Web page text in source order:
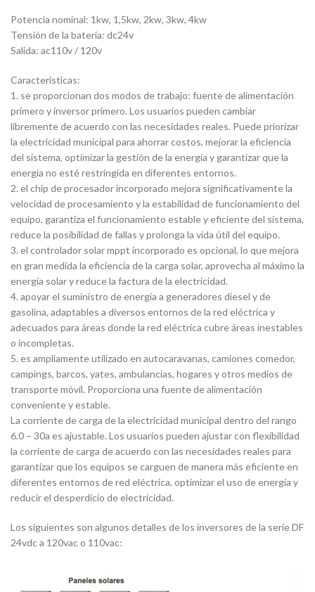
Potencia nominal: 1kw, 1,5kw, 2kw, 3kw, 4kw
Tensión de la batería: dc24v
Salida: ac110v / 120v
Características:
1. se proporcionan dos modos de trabajo: fuente de alimentación
primero y inversor primero. Los usuarios pueden cambiar
libremente de acuerdo con las necesidades reales. Puede priorizar
la electricidad municipal para ahorrar costos, mejorar la eficiencia
del sistema, optimizar la gestión de la energía y garantizar que la
energía no esté restringida en diferentes entornos.
2. el chip de procesador incorporado mejora significativamente la
velocidad de procesamiento y la estabilidad de funcionamiento del
equipo, garantiza el funcionamiento estable y eficiente del sistema,
reduce la posibilidad de fallas y prolonga la vida útil del equipo.
3. el controlador solar mppt incorporado es opcional, lo que mejora
en gran medida la eficiencia de la carga solar, aprovecha al máximo la
energía solar y reduce la factura de la electricidad.
4. apoyar el suministro de energía a generadores diesel y de
gasolina, adaptables a diversos entornos de la red eléctrica y
adecuados para áreas donde la red eléctrica cubre áreas inestables
o incompletas.
5. es ampliamente utilizado en autocaravanas, camiones comedor,
campings, barcos, yates, ambulancias, hogares y otros medios de
transporte móvil. Proporciona una fuente de alimentación
conveniente y estable.
La corriente de carga de la electricidad municipal dentro del rango
6.0 – 30a es ajustable. Los usuarios pueden ajustar con flexibilidad
la corriente de carga de acuerdo con las necesidades reales para
garantizar que los equipos se carguen de manera más eficiente en
diferentes entornos de red eléctrica, optimizar el uso de energía y
reducir el desperdicio de electricidad.
Los siguientes son algunos detalles de los inversores de la serie DF
24vdc a 120vac o 110vac: